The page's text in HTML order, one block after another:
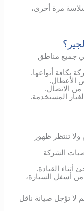
مرة أخرى،
جميع مناطق
بكافة أنواعها.
الأعطال.
المستخدمة.
تنتظر ظهور
الشركة
القيادة.
أسفل السيارة،
لا تؤجل صيانة ناقل